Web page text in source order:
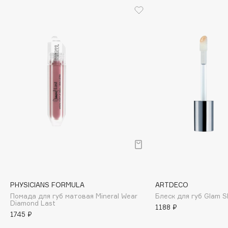
Carbon Theory
Carolina Herrera
Clinique
Clive Christian
Club De Nuit
PHYSICIANS FORMULA
Помада для губ матовая Mineral Wear
Diamond Last
1745 ₽
ARTDECO
Блеск для губ Glam
1188 ₽